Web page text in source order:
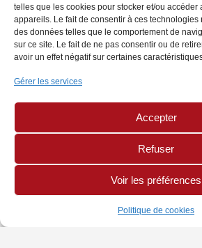
telles que les cookies pour stocker et/ou accéder
appareils. Le fait de consentir à ces technologies
des données telles que le comportement de
sur ce site. Le fait de ne pas consentir ou de
avoir un effet négatif sur certaines
Gérer les services
Accepter
Refuser
Voir les préférences
Politique de cookies